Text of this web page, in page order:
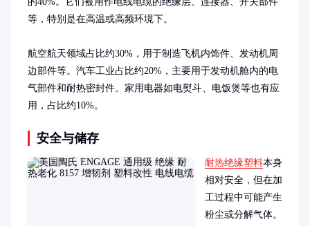
等，特别是在高温或高频环境下。
航空航天领域占比约30%，用于制造飞机内饰件、发动机周
边部件等。汽车工业占比约20%，主要用于发动机舱内的电
气部件和耐热密封件。家用电器如电熨斗、电饭煲等也有应
用，占比约10%。
安全与储存
耐热绝缘塑料本身
相对安全，但在加
工过程中可能产生
粉尘或分解气体。